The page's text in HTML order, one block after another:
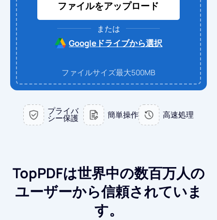
PDF → Word
PDF → PPT
PDF → JPG
PDFに変換
Excel → PDF
PPT → PDF
EPUB → PDF
JPGに変換
Word → JPG
Excel → JPG
PDF → JPG
お問い合わせ
ログイン
ファイルをアップロード
または
Googleドライブから選択
ファイルサイズ最大500MB
プライバ
シー保護 簡単操作 高速処理
TopPDFは世界中の数百万人の
ユーザーから信頼されていま
す。